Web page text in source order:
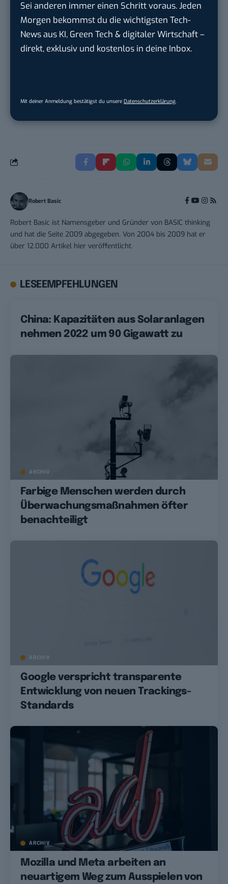
Sei anderen immer einen Schritt voraus. Jeden
Morgen bekommst du die wichtigsten Tech-
News aus KI, Green Tech & digitaler Wirtschaft –
direkt, exklusiv und kostenlos in deine Inbox.
Mit deiner Anmeldung bestätigst du unsere Datenschutzerklärung
PR & Social Media Coordinator (m/w/d)
Tropical Island Holding GmbH in
Lübbenau/Spreewald
Social DNA GmbH in
Frankfurt am Main,
Robert Basic
Robert Basic ist Namensgeber und Gründer von BASIC thinking
und hat die Seite 2009 abgegeben. Von 2004 bis 2009 hat er
über 12.000 Artikel hier veröffentlicht.
LESEEMPFEHLUNGEN
China: Kapazitäten aus Solaranlagen
nehmen 2022 um 90 Gigawatt zu
ARCHIV
Farbige Menschen werden durch
Überwachungsmaßnahmen öfter
benachteiligt
ARCHIV
Google verspricht transparente
Entwicklung von neuen Trackings-
Standards
ARCHIV
Mozilla und Meta arbeiten an
neuartigem Weg zum Ausspielen von